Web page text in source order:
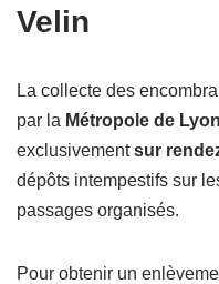
Velin
La collecte des
par la Métropole de Lyon
exclusivementsur
dépôts intempestifs sur
passages organisés.
Pour obtenir un